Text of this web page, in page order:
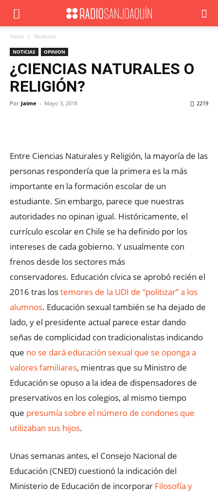
Inicio Noticias
NOTICIAS OPINION
¿CIENCIAS NATURALES O
RELIGIÓN?
Por Jaime - Mayo 3, 2018 2219
Entre Ciencias Naturales y Religión, la mayoría de las
personas respondería que la primera es la más
importante en la formación escolar de un
estudiante. Sin embargo, parece que nuestras
autoridades no opinan igual. Históricamente, el
currículo escolar en Chile se ha definido por los
intereses de cada gobierno. Y usualmente con
frenos desde los sectores más
conservadores. Educación cívica se aprobó recién el
2016 tras lostemores de la UDI de “politizar” a los
alumnos. Educación sexual también se ha dejado de
lado, y el presidente actual parece estar dando
señas de complicidad con tradicionalistas indicando
que no se dará educación sexual que se oponga a
valores familiares, mientras que su Ministro de
Educación se opuso a la idea de dispensadores de
preservativos en los colegios, al mismo tiempo
que presumía sobre el número de condones que
utilizaban sus hijos.
Unas semanas antes, el Consejo Nacional de
Educación (CNED) cuestionó la indicación del
Ministerio de Educación de incorporar Filosofía y